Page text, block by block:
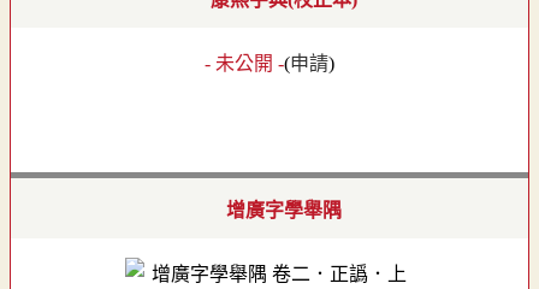
- 未公開 -(申請)
增廣字學舉隅